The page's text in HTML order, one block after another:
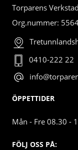
Torparens
Org.nummer:
0410-222 22
ÖPPETTIDER
Mån - Fre 08.30 -
FÖLJ OSS PÅ: